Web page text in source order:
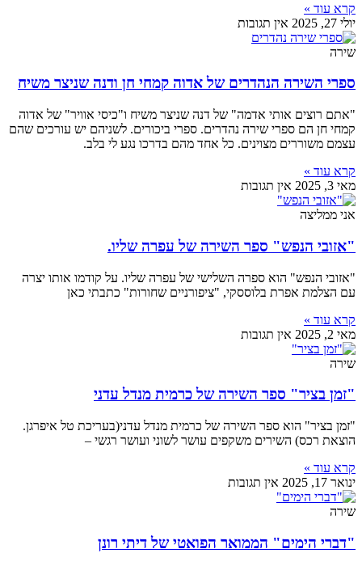
קרא עוד »
יולי 27, 2025
אין תגובות
שירה
ספרי השירה הנהדרים של אדוה קמחי חן ודנה שניצר משיח
"אתם רוצים אותי אדמה" של דנה שניצר משיח ו"כיסי אוויר" של אדוה
קמחי חן הם ספרי שירה נהדרים. ספרי ביכורים. לשניהם יש עורכים שהם
עצמם משוררים מצוינים. כל אחד מהם בדרכו נגע לי בלב.
קרא עוד »
מאי 3, 2025
אין תגובות
אני ממליצה
"אזובי הנפש" ספר השירה של עפרה שליו.
"אזובי הנפש" הוא ספרה השלישי של עפרה שליו. על קודמו אותו יצרה
עם הצלמת אפרת בלוססקי, "ציפורניים שחורות" כתבתי כאן
קרא עוד »
מאי 2, 2025
אין תגובות
שירה
"זמן בציר" ספר השירה של כרמית מנדל עדני
"זמן בציר" הוא ספר השירה של כרמית מנדל עדני(בעריכת טל איפרגן.
הוצאת רכס) השירים משקפים עושר לשוני ועושר רגשי –
קרא עוד »
ינואר 17, 2025
אין תגובות
שירה
"דברי הימים" הממואר הפואטי של דיתי רונן